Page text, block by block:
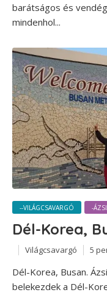
barátságos és
mindenhol...
--VILÁGCSAVARGÓ -
Dél-Korea,
Világcsavargó 5
Dél-Korea, Busan.
belekezdek a Dél-